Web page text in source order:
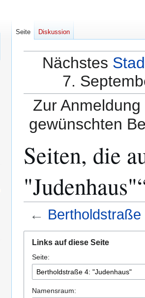
Nächstes
7.
Zur
gewünschten
Seiten, die
←
Navigation
springen
Suche
springen
Links auf diese Seite
Seite:
Namensraum:
Seite Diskussion